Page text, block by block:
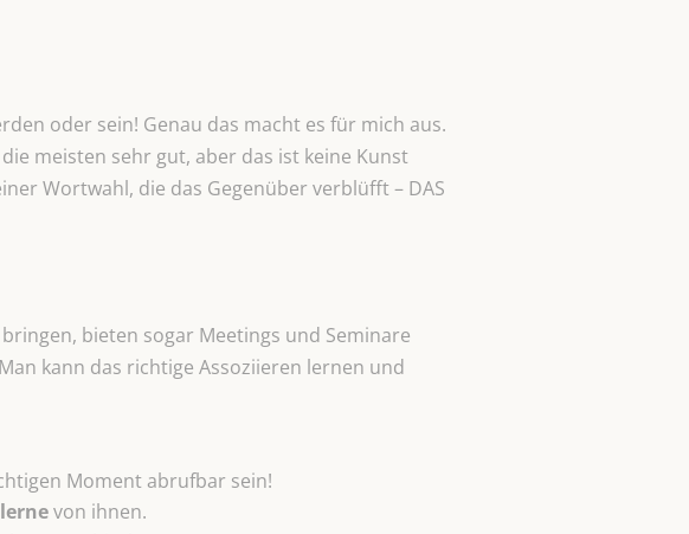
oder sein! Genau das macht es für mich aus.
meisten sehr gut, aber das ist keine Kunst
Wortwahl, die das Gegenüber verblüfft – DAS
bieten sogar Meetings und Seminare
kann das richtige Assoziieren lernen und
Moment abrufbar sein!
lernevon ihnen.